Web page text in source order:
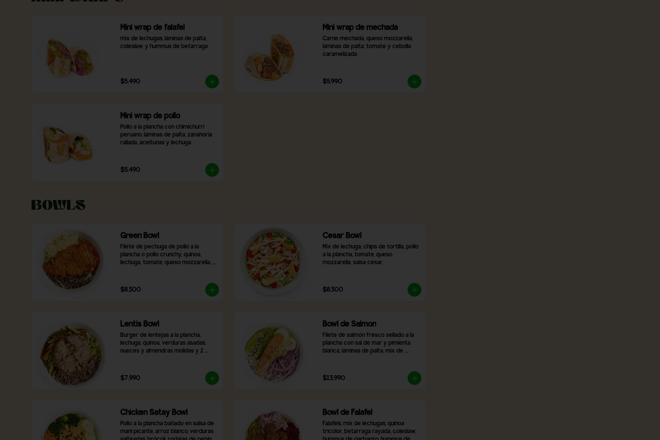
Mini wrap de falafel
mix de lechugas, láminas de palta,
coleslaw, y hummus de betarraga
$5.490
Mini wrap de mechada
Carne mechada, queso mozzarella,
láminas de palta, tomate y cebolla
caramelizada
$5.990
Mini wrap de pollo
Pollo a la plancha con chimichurri
peruano, láminas de palta, zanahoria
rallada, aceitunas y lechuga
$5.490
Bowls
Green Bowl
Filete de pechuga de pollo a la
plancha o pollo crunchy, quinoa,
lechuga, tomate, queso mozzarella,
$8.300
Cesar Bowl
Mix de lechuga, chips de tortilla, pollo
a la plancha, tomate, queso
mozzarella, salsa cesar.
$8.300
Lentis Bowl
Burger de lentejas a la plancha,
lechuga, quinoa, verduras asadas,
nueces y almendras molidas y 2
$7.990
Bowl de Salmon
Filete de salmón fresco sellado a la
plancha con sal de mar y pimienta
blanca, láminas de palta, mix de
topping de semillas de sésamo
tostado.
$13.990
Chicken Satay Bowl
Pollo a la plancha bañado en salsa de
mani picante, arroz blanco, verduras
Bowl de Falafel
Falafels, mix de lechugas, quinoa
tricolor, betarraga rayada, coleslaw,